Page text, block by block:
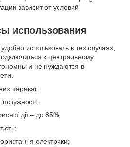
зависит от условий
использования
использовать в тех случаях,
к центральному
и не нуждаются в
переваг:
дії – до 85%;
електрики;